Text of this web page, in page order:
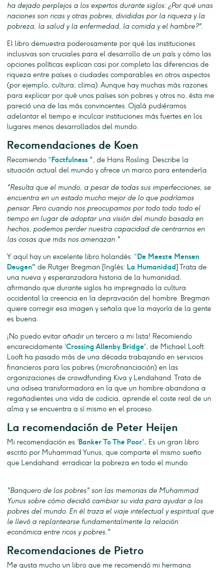
ha dejado perplejos a los expertos durante siglos: ¿Por qué unas
naciones son ricas y otras pobres, divididas por la riqueza y la
pobreza, la salud y la enfermedad, la comida y el hambre?".
El libro demuestra poderosamente por qué las instituciones
inclusivas son cruciales para el desarrollo de un país y cómo las
opciones políticas explican casi por completo las diferencias de
riqueza entre países o ciudades comparables en otros aspectos
(por ejemplo, cultura, clima). Aunque hay muchas más razones
para explicar por qué unos países son pobres y otros no, ésta me
pareció una de las más convincentes. Ojalá pudiéramos
adelantar el tiempo e inculcar instituciones más fuertes en los
lugares menos desarrollados del mundo.
Recomendaciones de Koen
Recomiendo " Factfulness ", de Hans Rosling. Describe la
situación actual del mundo y ofrece un marco para entenderla.
"Resulta que el mundo, a pesar de todas sus imperfecciones, se
encuentra en un estado mucho mejor de lo que podríamos
pensar. Pero cuando nos preocupamos por todo todo todo el
tiempo en lugar de adoptar una visión del mundo basada en
hechos, podemos perder nuestra capacidad de centrarnos en
las cosas que más nos amenazan."
Y aquí hay un excelente libro holandés: " De Meeste Mensen
Deugen" de Rutger Bregman [Inglés: La Humanidad] Trata de
una nueva y esperanzadora historia de la humanidad,
afirmando que durante siglos ha impregnado la cultura
occidental la creencia en la depravación del hombre. Bregman
quiere corregir esa imagen y señala que la mayoría de la gente
es buena.
¡No puedo evitar añadir un tercero a mi lista! Recomiendo
encarecidamente 'Crossing Allenby Bridge', de Michael Looft.
Looft ha pasado más de una década trabajando en servicios
financieros para los pobres (microfinanciación) en las
organizaciones de crowdfunding Kiva y Lendahand. Trata de
una odisea transformadora en la que un hombre abandona a
regañadientes una vida de codicia, aprende el coste real de un
alma y se encuentra a sí mismo en el proceso.
La recomendación de Peter Heijen
Mi recomendación es 'Banker To The Poor'. Es un gran libro
escrito por Muhammad Yunus, que comparte el mismo sueño
que Lendahand: erradicar la pobreza en todo el mundo.
"Banquero de los pobres" son las memorias de Muhammad
Yunus sobre cómo decidió cambiar su vida para ayudar a los
pobres del mundo. En él traza el viaje intelectual y espiritual que
le llevó a replantearse fundamentalmente la relación
económica entre ricos y pobres."
Recomendaciones de Pietro
Me gusta mucho un libro que me recomendó mi hermana